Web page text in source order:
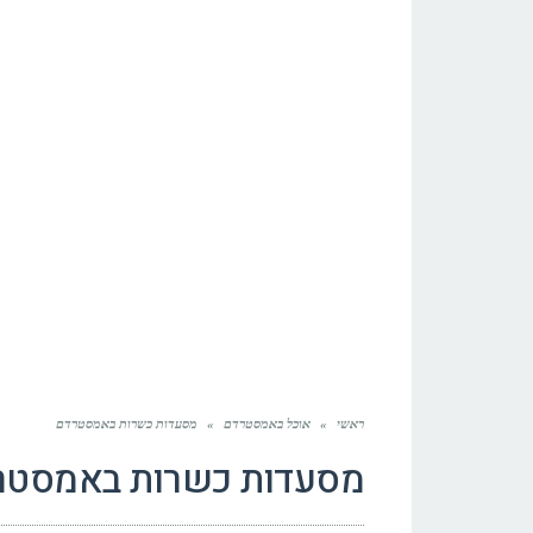
ראשי » אוכל באמסטרדם » מסעדות כשרות באמסטרדם
מסעדות כשרות